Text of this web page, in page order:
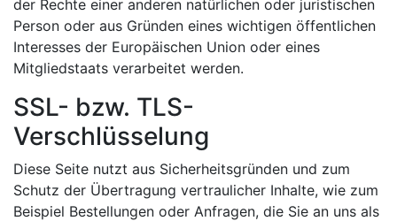
der Rechte einer anderen natürlichen oder juristischen
Person oder aus Gründen eines wichtigen öffentlichen
Interesses der Europäischen Union oder eines
Mitgliedstaats verarbeitet werden.
SSL- bzw. TLS-
Verschlüsselung
Diese Seite nutzt aus Sicherheitsgründen und zum
Schutz der Übertragung vertraulicher Inhalte, wie zum
Beispiel Bestellungen oder Anfragen, die Sie an uns als